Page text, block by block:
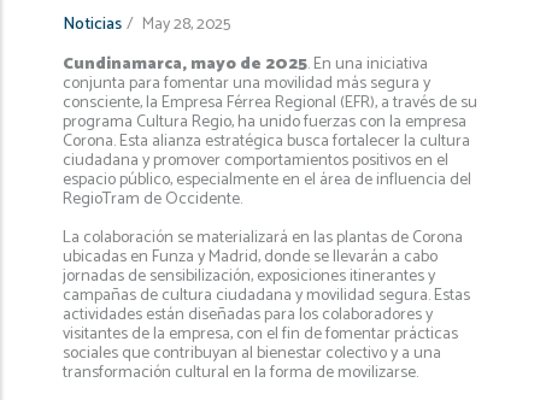
Noticias/ May 28, 2025
Cundinamarca, mayo de 2025. En una iniciativa
conjunta para fomentar una movilidad más segura y
consciente, la Empresa Férrea Regional (EFR), a través de su
programa Cultura Regio, ha unido fuerzas con la empresa
Corona. Esta alianza estratégica busca fortalecer la cultura
ciudadana y promover comportamientos positivos en el
espacio público, especialmente en el área de influencia del
RegioTram de Occidente.
La colaboración se materializará en las plantas de Corona
ubicadas en Funza y Madrid, donde se llevarán a cabo
jornadas de sensibilización, exposiciones itinerantes y
campañas de cultura ciudadana y movilidad segura. Estas
actividades están diseñadas para los colaboradores y
visitantes de la empresa, con el fin de fomentar prácticas
sociales que contribuyan al bienestar colectivo y a una
transformación cultural en la forma de movilizarse.